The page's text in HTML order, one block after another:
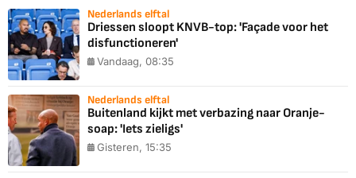
Nederlands elftal
Driessen sloopt KNVB-top: 'Façade voor het
disfunctioneren'
Vandaag, 08:35
Nederlands elftal
Buitenland kijkt met verbazing naar Oranje-
soap: 'Iets zieligs'
Gisteren, 15:35